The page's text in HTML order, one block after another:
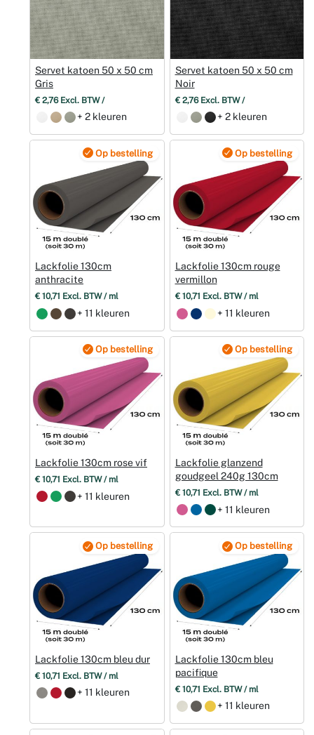
Servet katoen 50 x 50 cm
Gris
€ 2,76 Excl. BTW /
+ 2 kleuren
Servet katoen 50 x 50 cm
Noir
€ 2,76 Excl. BTW /
+ 2 kleuren
Op bestelling
Lackfolie 130cm
anthracite
€ 10,71 Excl. BTW / ml
+ 11 kleuren
Op bestelling
Lackfolie 130cm rouge
vermillon
€ 10,71 Excl. BTW / ml
+ 11 kleuren
Op bestelling
Lackfolie 130cm rose vif
€ 10,71 Excl. BTW / ml
+ 11 kleuren
Op bestelling
Lackfolie glanzend
goudgeel 240g 130cm
€ 10,71 Excl. BTW / ml
+ 11 kleuren
Op bestelling
Lackfolie 130cm bleu dur
€ 10,71 Excl. BTW / ml
+ 11 kleuren
Op bestelling
Lackfolie 130cm bleu
pacifique
€ 10,71 Excl. BTW / ml
+ 11 kleuren